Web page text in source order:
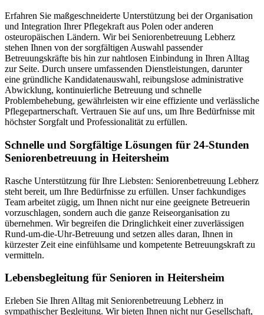
Erfahren Sie maßgeschneiderte Unterstützung bei der Organisation
und Integration Ihrer Pflegekraft aus Polen oder anderen
osteuropäischen Ländern. Wir bei Seniorenbetreuung Lebherz
stehen Ihnen von der sorgfältigen Auswahl passender
Betreuungskräfte bis hin zur nahtlosen Einbindung in Ihren Alltag
zur Seite. Durch unsere umfassenden Dienstleistungen, darunter
eine gründliche Kandidatenauswahl, reibungslose administrative
Abwicklung, kontinuierliche Betreuung und schnelle
Problembehebung, gewährleisten wir eine effiziente und verlässliche
Pflegepartnerschaft. Vertrauen Sie auf uns, um Ihre Bedürfnisse mit
höchster Sorgfalt und Professionalität zu erfüllen.
Schnelle und Sorgfältige Lösungen für 24-Stunden
Seniorenbetreuung in Heitersheim
Rasche Unterstützung für Ihre Liebsten: Seniorenbetreuung Lebherz
steht bereit, um Ihre Bedürfnisse zu erfüllen. Unser fachkundiges
Team arbeitet zügig, um Ihnen nicht nur eine geeignete Betreuerin
vorzuschlagen, sondern auch die ganze Reiseorganisation zu
übernehmen. Wir begreifen die Dringlichkeit einer zuverlässigen
Rund-um-die-Uhr-Betreuung und setzen alles daran, Ihnen in
kürzester Zeit eine einfühlsame und kompetente Betreuungskraft zu
vermitteln.
Lebensbegleitung für Senioren in Heitersheim
Erleben Sie Ihren Alltag mit Seniorenbetreuung Lebherz in
sympathischer Begleitung. Wir bieten Ihnen nicht nur Gesellschaft,